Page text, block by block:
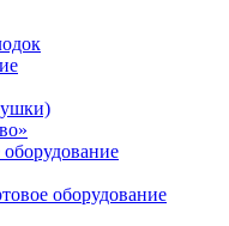
оборудование